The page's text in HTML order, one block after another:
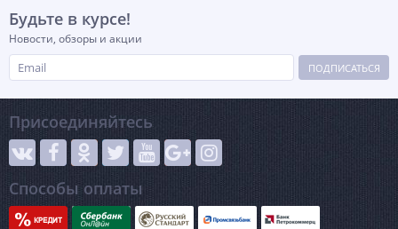
Будьте в курсе!
Новости, обзоры и акции
ПОДПИСАТЬСЯ
Присоединяйтесь
Способы оплаты